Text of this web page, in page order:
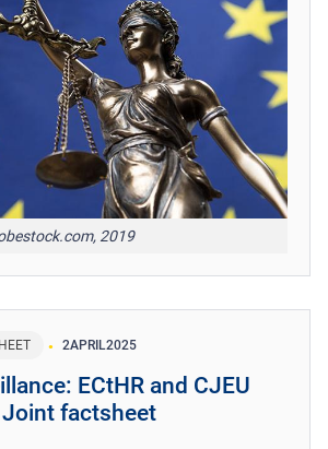
2019
2APRIL2025
ECtHR and CJEU
Joint factsheet